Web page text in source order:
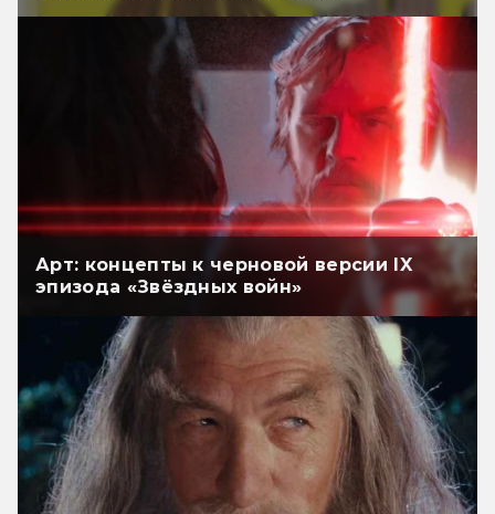
Арт: концепты к черновой версии IX
эпизода «Звёздных войн»